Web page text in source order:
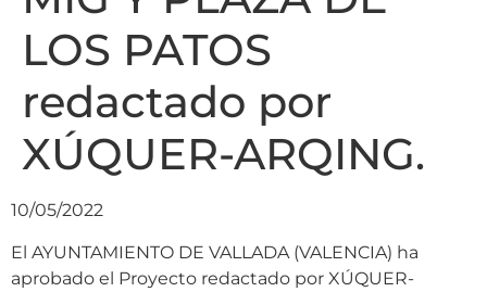
LOS PATOS
redactado por
XÚQUER-ARQING.
10/05/2022
El AYUNTAMIENTO DE VALLADA (VALENCIA) ha
aprobado el Proyecto redactado por XÚQUER-